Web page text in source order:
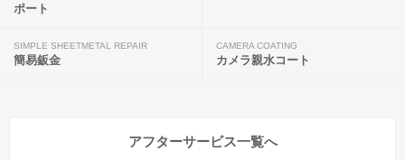
ポート
SIMPLE SHEETMETAL REPAIR
簡易鈑金
CAMERA COATING
カメラ親水コート
アフターサービス一覧へ